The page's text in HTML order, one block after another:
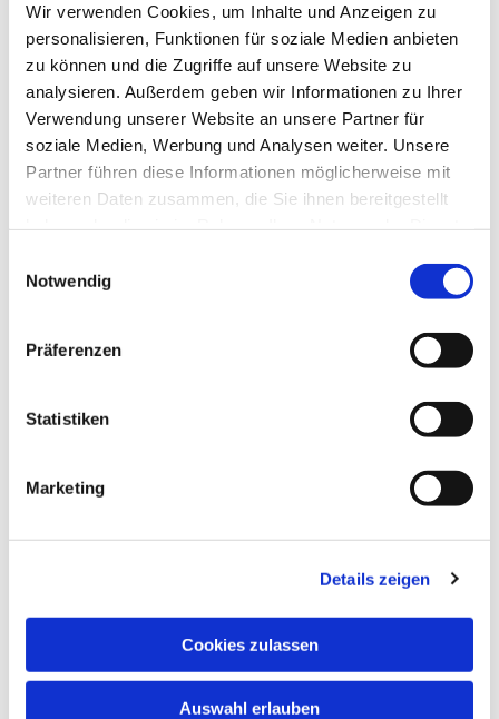
Wir verwenden Cookies, um Inhalte und Anzeigen zu
personalisieren, Funktionen für soziale Medien anbieten
zu können und die Zugriffe auf unsere Website zu
analysieren. Außerdem geben wir Informationen zu Ihrer
Verwendung unserer Website an unsere Partner für
soziale Medien, Werbung und Analysen weiter. Unsere
Partner führen diese Informationen möglicherweise mit
weiteren Daten zusammen, die Sie ihnen bereitgestellt
Notwendig
Präferenzen
Statistiken
Marketing
Details zeigen
Cookies zulassen
Auswahl erlauben
Wie gewohnt findet auch eine Audio- und Video-
Übertragung in die Zimmer statt.
interessieren